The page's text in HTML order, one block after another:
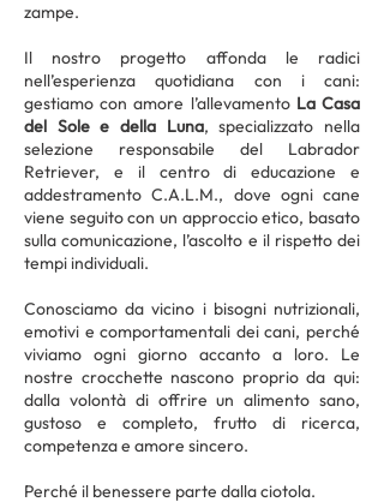
zampe.
Il nostro progetto affonda le radici
nell’esperienza quotidiana con i cani:
gestiamo con amore l’allevamento La Casa
del Sole e della Luna, specializzato nella
selezione responsabile del Labrador
Retriever, e il centro di educazione e
addestramento C.A.L.M., dove ogni cane
viene seguito con un approccio etico, basato
sulla comunicazione, l’ascolto e il rispetto dei
tempi individuali.
Conosciamo da vicino i bisogni nutrizionali,
emotivi e comportamentali dei cani, perché
viviamo ogni giorno accanto a loro. Le
nostre crocchette nascono proprio da qui:
dalla volontà di offrire un alimento sano,
gustoso e completo, frutto di ricerca,
competenza e amore sincero.
Perché il benessere parte dalla ciotola.